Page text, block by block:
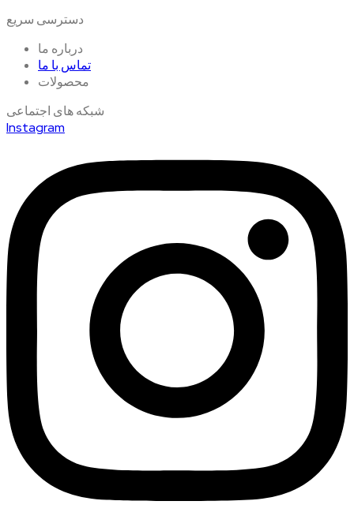
دسترسی سریع
درباره ما
تماس با ما
محصولات
شبکه های اجتماعی
Instagram